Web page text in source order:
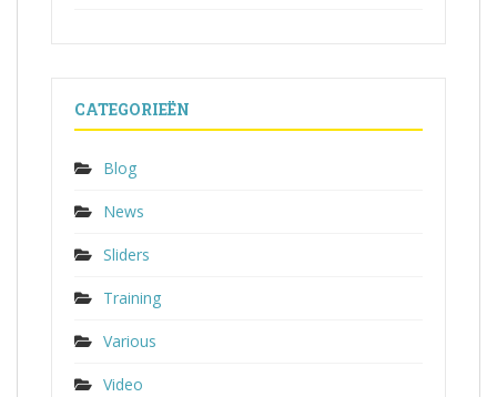
CATEGORIEËN
Blog
News
Sliders
Training
Various
Video